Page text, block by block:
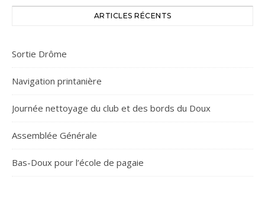
ARTICLES RÉCENTS
Sortie Drôme
Navigation printanière
Journée nettoyage du club et des bords du Doux
Assemblée Générale
Bas-Doux pour l’école de pagaie